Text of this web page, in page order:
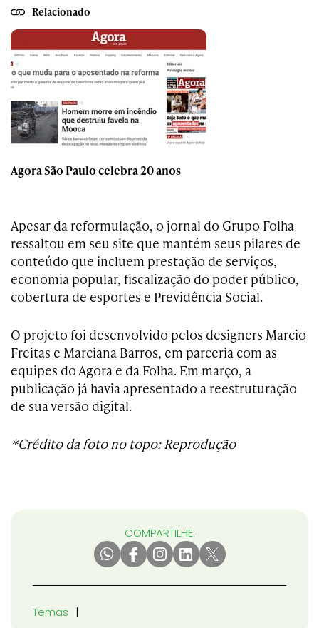
Relacionado
Agora São Paulo celebra 20 anos
Apesar da reformulação, o jornal do Grupo Folha
ressaltou em seu site que mantém seus pilares de
conteúdo que incluem prestação de serviços,
economia popular, fiscalização do poder público,
cobertura de esportes e Previdência Social.
O projeto foi desenvolvido pelos designers Marcio
Freitas e Marciana Barros, em parceria com as
equipes do Agora e da Folha. Em março, a
publicação já havia apresentado a reestruturação
de sua versão digital.
*Crédito da foto no topo: Reprodução
COMPARTILHE:
Temas